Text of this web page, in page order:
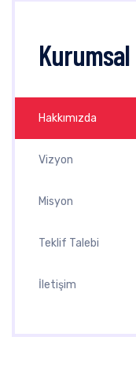
Kurumsal
Hakkımızda
Vizyon
Misyon
Teklif Talebi
İletişim